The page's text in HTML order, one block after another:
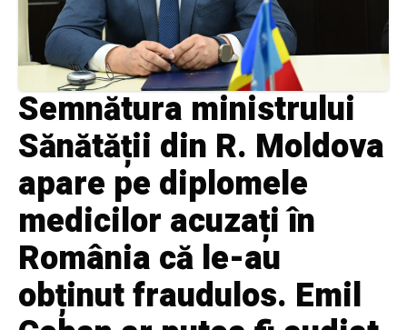
Semnătura ministrului
Sănătății din R. Moldova
apare pe diplomele
medicilor acuzați în
România că le-au
obținut fraudulos. Emil